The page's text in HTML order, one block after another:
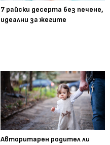
7 райски десерта без печене,
идеални за жегите
Авторитарен родител ли